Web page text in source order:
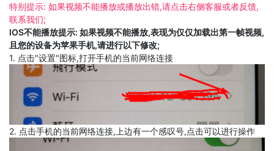
特别提示: 如果视频不能播放或播放出错,请点击右侧客服或者反馈,
联系我们;
IOS不能播放提示: 如果视频不能播放,表现为仅仅加载出第一帧视频,
且您的设备为苹果手机,请进行以下修改;
1. 点击"设置"图标,打开手机的当前网络连接
2. 点击手机的当前网络连接,上边有一个感叹号,点击可以进行操作